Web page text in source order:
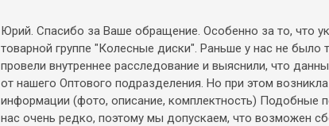
Юрий. Спасибо за Ваше обращение. Особенно за то, что
товарной группе "Колесные диски". Раньше у нас не было
провели внутреннее расследование и выяснили, что
от нашего Оптового подразделения. Но при этом
информации (фото, описание, комплектность) Подобные
нас очень редко, поэтому мы допускаем, что возможен